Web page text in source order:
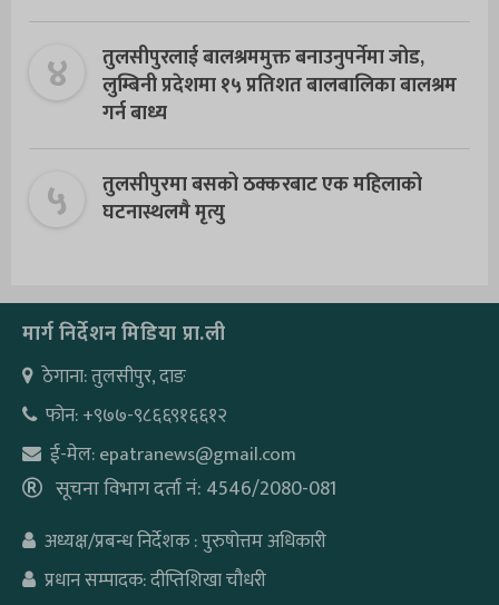
४
तुलसीपुरलाई बालश्रममुक्त बनाउनुपर्नेमा जोड,
लुम्बिनी प्रदेशमा १५ प्रतिशत बालबालिका बालश्रम
गर्न बाध्य
५
तुलसीपुरमा बसको ठक्करबाट एक महिलाको
घटनास्थलमै मृत्यु
मार्ग निर्देशन मिडिया प्रा.ली
ठेगाना: तुलसीपुर, दाङ
फोन: +९७७-९८६६९१६६१२
ई-मेल: epatranews@gmail.com
सूचना विभाग दर्ता नं: 4546/2080-081
अध्यक्ष/प्रबन्ध निर्देशक : पुरुषोत्तम अधिकारी
प्रधान सम्पादक: दीप्तिशिखा चौधरी